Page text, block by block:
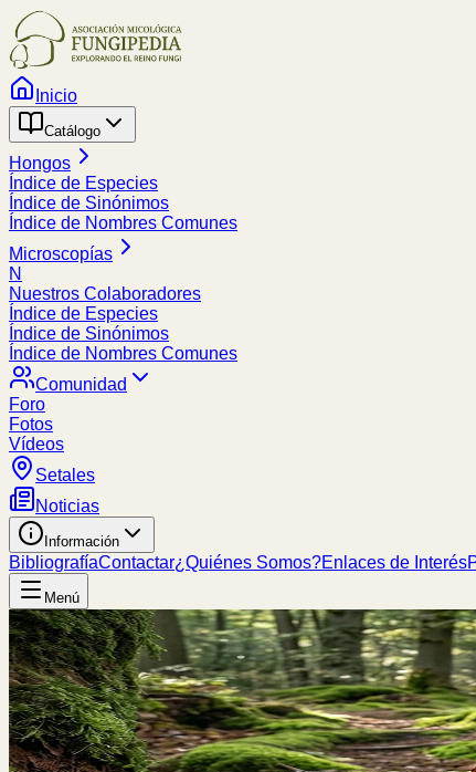
Inicio
Catálogo
Hongos
Índice de Especies
Índice de Sinónimos
Índice de Nombres Comunes
Microscopías
N
Nuestros Colaboradores
Índice de Especies
Índice de Sinónimos
Índice de Nombres Comunes
Comunidad
Foro
Fotos
Vídeos
Setales
Noticias
Información
BibliografíaContactar¿Quiénes Somos?Enlaces de Interés
Menú